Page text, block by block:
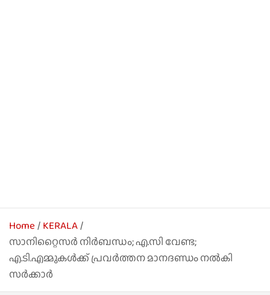
Home KERALA
സാനിറ്റൈസര്‍ നിര്‍ബന്ധം; എ.സി വേണ്ട;
എ.ടി.എമ്മുകള്‍ക്ക് പ്രവര്‍ത്തന മാനദണ്ഡം നല്‍കി
സര്‍ക്കാര്‍